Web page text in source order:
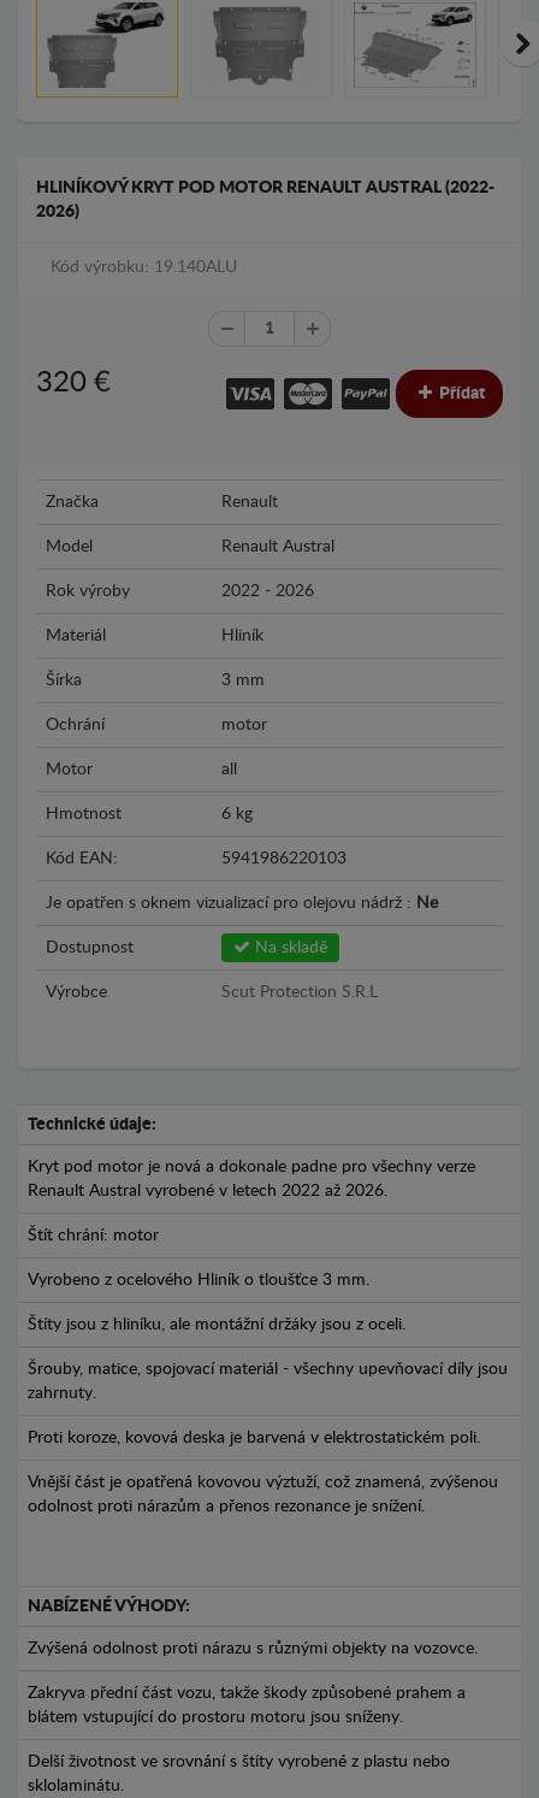
HLINÍKOVÝ KRYT POD MOTOR RENAULT AUSTRAL (2022-
2026)
Kód výrobku: 19.140ALU
320 € Přídat
Značka Renault
Model Renault Austral
Rok výroby 2022 - 2026
Materiál Hliník
Šírka 3 mm
Ochrání motor
Motor all
Hmotnost 6 kg
Kód EAN: 5941986220103
Je opatřen s oknem vizualizací pro olejovu nádrž : Ne
Dostupnost Na skladě
Výrobce Scut Protection S.R.L
Technické údaje:
Kryt pod motor je nová a dokonale padne pro všechny verze
Renault Austral vyrobené v letech 2022 až 2026.
Štít chrání: motor
Vyrobeno z ocelového Hliník o tloušťce 3 mm.
Štíty jsou z hliníku, ale montážní držáky jsou z oceli.
Šrouby, matice, spojovací materiál - všechny upevňovací díly jsou
zahrnuty.
Proti koroze, kovová deska je barvená v elektrostatickém poli.
Vnější část je opatřená kovovou výztuží, což znamená, zvýšenou
odolnost proti nárazům a přenos rezonance je snížení.
NABÍZENÉ VÝHODY:
Zvýšená odolnost proti nárazu s různými objekty na vozovce.
Zakryva přední část vozu, takže škody způsobené prahem a
blátem vstupující do prostoru motoru jsou sníženy.
Delší životnost ve srovnání s štíty vyrobené z plastu nebo
sklolaminátu.